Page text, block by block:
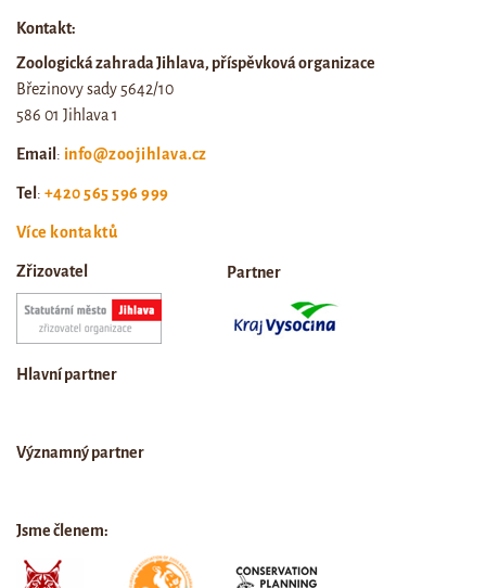
Kontakt:
Zoologická zahrada Jihlava, příspěvková organizace
Březinovy sady 5642/10
586 01 Jihlava 1
Email : info@zoojihlava.cz
Tel : +420 565 596 999
Více kontaktů
Zřizovatel Partner
Hlavní partner
Významný partner
Jsme členem: